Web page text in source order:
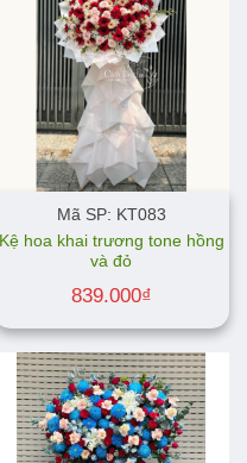
Mã SP: KT083
Kệ hoa khai trương tone hồng
và đỏ
839.000₫